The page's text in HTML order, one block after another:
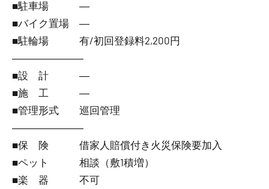
■駐車場 ―
■バイク置場 ―
■駐輪場 有/初回登録料2,200円
―――――――
■設 計 ―
■施 工 ―
■管理形式 巡回管理
―――――――
■保 険 借家人賠償付き火災保険要加入
■ペット 相談（敷1積増）
■楽 器 不可